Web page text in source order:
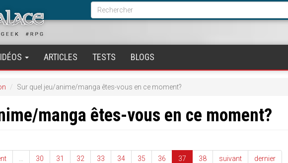
Formulaire
de
recherche
Rechercher
ARTICLES TESTS BLOGS
Sur quel jeu/anime/manga êtes-vous en ce moment?
manga êtes-vous en ce moment?
30 31 32 33 34 35 36 37 38 suivant dernier